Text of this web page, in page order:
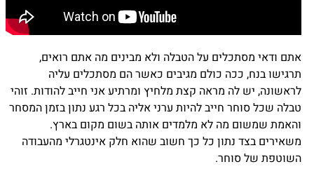
אתם ודאי מסתכלים על הטבלה ולא מבינים מה אתם רואים,
תרגישו בנח, ככה כולם מגיבים כאשר הם מסתכלים עליה
לראשונה, יש לה מראה קצת מלחיץ ומרתיע אני חייב להודות. זוהי
טבלה שכל סוחר חייב להיות ערני אליה בכל רגע נתון בזמן המסחר
והאמת שמשום מה לא מלמדים אותה בשום מקום בארץ.
משאירים בצד נתון כל כך חשוב שהוא חלק אינטגרלי מהעבודה
השוטפת של סוחר.